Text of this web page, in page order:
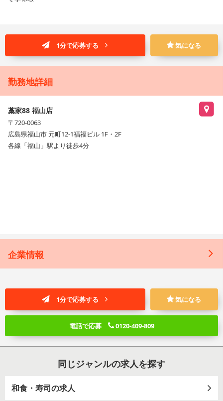
1分で応募する 気になる
勤務地詳細
藁家88 福山店
〒720-0063
広島県福山市 元町12-1福福ビル 1F・2F
各線「福山」駅より徒歩4分
企業情報
1分で応募する 気になる
電話で応募 0120-409-809
同じジャンルの求人を探す
和食・寿司の求人